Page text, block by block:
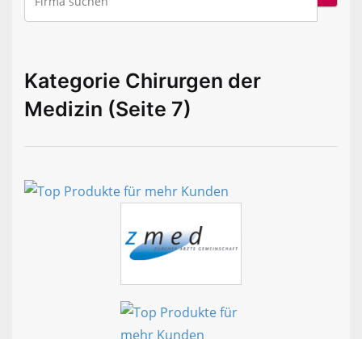
Kategorie Chirurgen der
Medizin (Seite 7)